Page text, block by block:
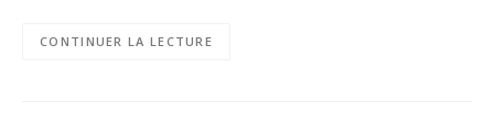
CONTINUER LA LECTURE